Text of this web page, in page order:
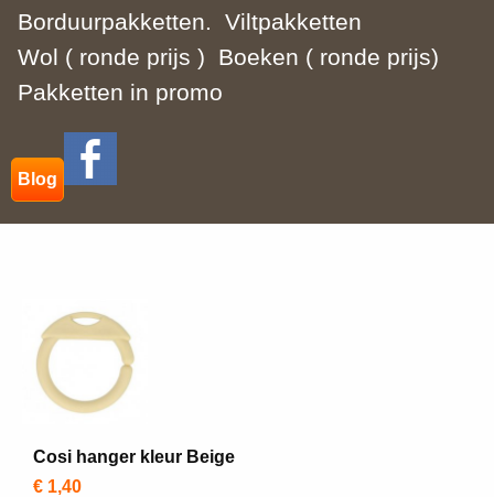
Borduurpakketten.
Viltpakketten
Wol ( ronde prijs )
Boeken ( ronde prijs)
Pakketten in promo
Blog
Cosi hanger kleur Beige
€ 1,40